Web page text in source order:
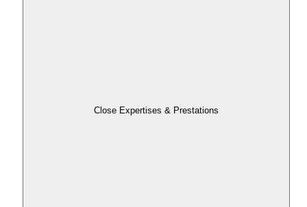
Close Expertises & Prestations